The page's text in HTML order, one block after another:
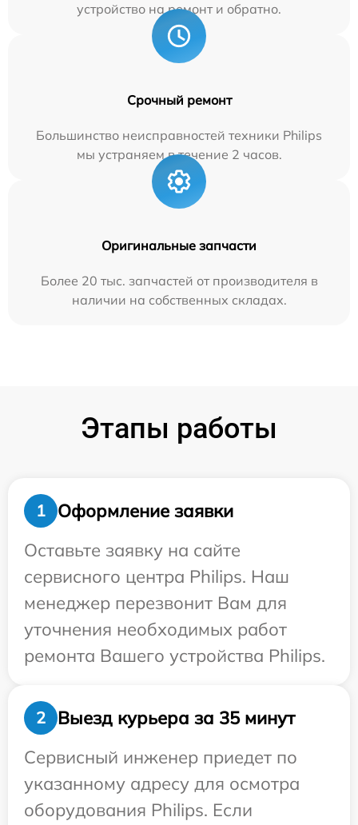
устройство на ремонт и обратно.
Срочный ремонт
Большинство неисправностей техники Philips
мы устраняем в течение 2 часов.
Оригинальные запчасти
Более 20 тыс. запчастей от производителя в
наличии на собственных складах.
Этапы работы
1
Оформление заявки
Оставьте заявку на сайте
сервисного центра Philips. Наш
менеджер перезвонит Вам для
уточнения необходимых работ
ремонта Вашего устройства Philips.
2
Выезд курьера за 35 минут
Сервисный инженер приедет по
указанному адресу для осмотра
оборудования Philips. Если